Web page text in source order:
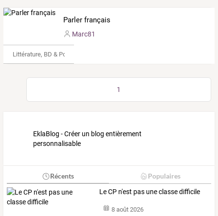
Parler français
Marc81
Littérature, BD & Poésie
1
EklaBlog - Créer un blog entièrement
personnalisable
Récents Populaires
Le CP n'est pas une classe difficile
8 août 2026